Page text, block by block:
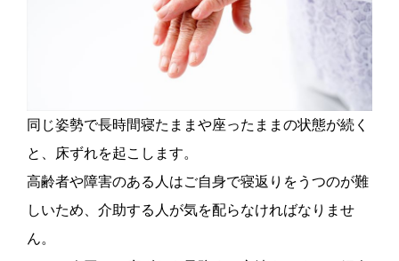
同じ姿勢で長時間寝たままや座ったままの状態が続く
と、床ずれを起こします。
高齢者や障害のある人はご自身で寝返りをうつのが難
しいため、介助する人が気を配らなければなりませ
ん。